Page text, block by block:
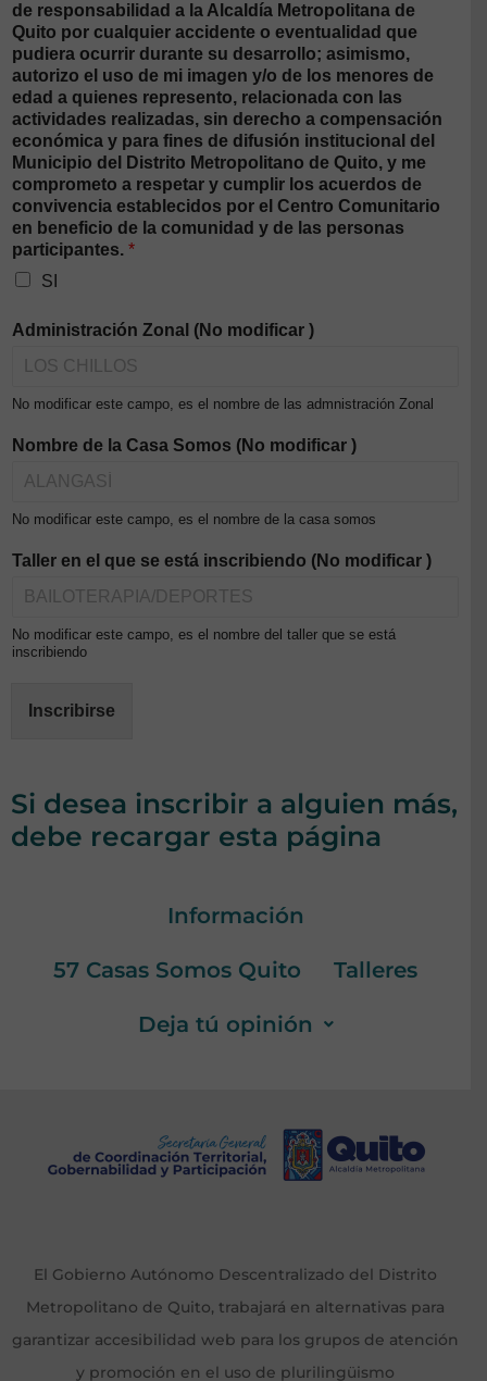
de responsabilidad a la Alcaldía Metropolitana de
Quito por cualquier accidente o eventualidad que
pudiera ocurrir durante su desarrollo; asimismo,
autorizo el uso de mi imagen y/o de los menores de
edad a quienes represento, relacionada con las
actividades realizadas, sin derecho a compensación
económica y para fines de difusión institucional del
Municipio del Distrito Metropolitano de Quito, y me
comprometo a respetar y cumplir los acuerdos de
convivencia establecidos por el Centro Comunitario
en beneficio de la comunidad y de las personas
participantes. *
SI
Administración Zonal (No modificar )
No modificar este campo, es el nombre de las admnistración Zonal
Nombre de la Casa Somos (No modificar )
No modificar este campo, es el nombre de la casa somos
Taller en el que se está inscribiendo (No modificar )
No modificar este campo, es el nombre del taller que se está
inscribiendo
Inscribirse
Si desea inscribir a alguien más,
debe recargar esta página
Información
57 Casas Somos Quito Talleres
Deja tú opinión
El Gobierno Autónomo Descentralizado del Distrito
Metropolitano de Quito, trabajará en alternativas para
garantizar accesibilidad web para los grupos de atención
y promoción en el uso de plurilingüismo